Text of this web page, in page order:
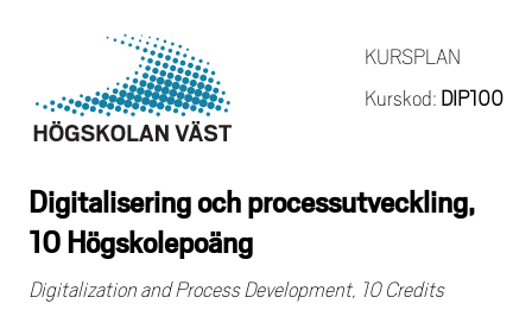
KURSPLAN
Kurskod: DIP100
Digitalisering och processutveckling,
10 Högskolepoäng
Digitalization and Process Development, 10 Credits